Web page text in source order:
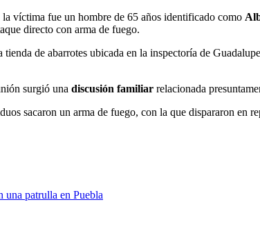
víctima fue un hombre de 65 años identificado como
directo con arma de fuego.
de abarrotes ubicada en la inspectoría de
surgió una discusión familiar relacionada
sacaron un arma de fuego, con la que dispararon en
una patrulla en Puebla